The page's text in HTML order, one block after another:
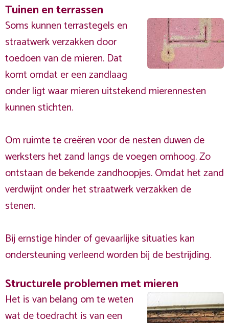
Tuinen en terrassen
Soms kunnen terrastegels en
straatwerk verzakken door
toedoen van de mieren. Dat
komt omdat er een zandlaag
onder ligt waar mieren uitstekend mierennesten
kunnen stichten.
Om ruimte te creëren voor de nesten duwen de
werksters het zand langs de voegen omhoog. Zo
ontstaan de bekende zandhoopjes. Omdat het zand
verdwijnt onder het straatwerk verzakken de
stenen.
Bij ernstige hinder of gevaarlijke situaties kan
ondersteuning verleend worden bij de bestrijding.
Structurele problemen met mieren
Het is van belang om te weten
wat de toedracht is van een